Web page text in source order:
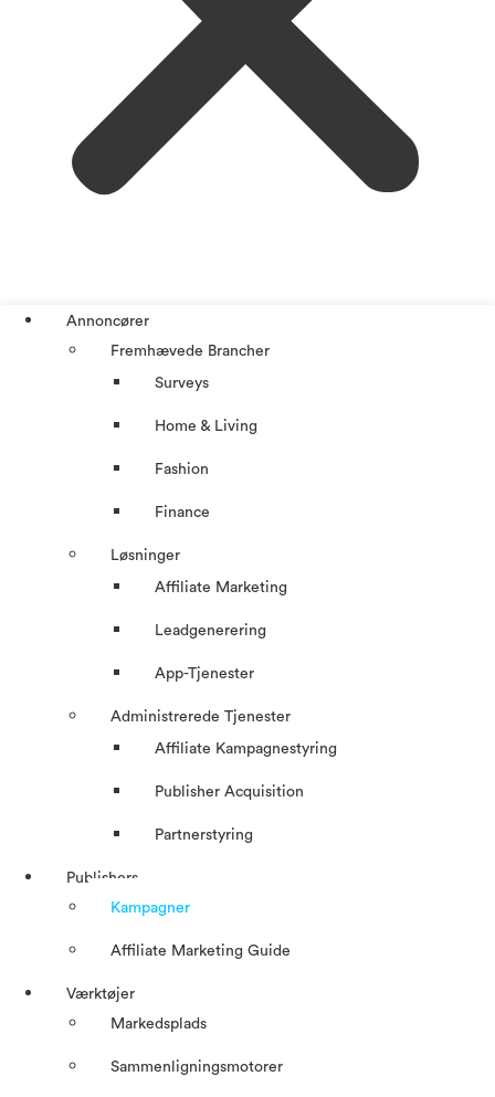
Annoncører
Fremhævede Brancher
Surveys
Home & Living
Fashion
Finance
Løsninger
Affiliate Marketing
Leadgenerering
App-Tjenester
Administrerede Tjenester
Affiliate Kampagnestyring
Publisher Acquisition
Partnerstyring
Publishers
Kampagner
Affiliate Marketing Guide
Værktøjer
Markedsplads
Sammenligningsmotorer